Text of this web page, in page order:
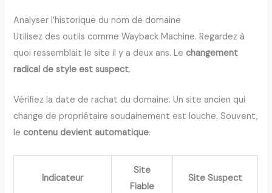
Analyser l’historique du nom de domaine
Utilisez des outils comme Wayback Machine. Regardez à
quoi ressemblait le site il y a deux ans. Lechangement
radical de style est suspect.
Vérifiez la date de rachat du domaine. Un site ancien qui
change de propriétaire soudainement est louche. Souvent,
lecontenu devient automatique.
Indicateur
Site
Fiable
Site Suspect